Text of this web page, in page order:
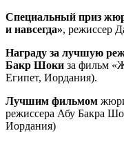
Специальный приз
и навсегда», режиссер
Награду за лучшую
Бакр Шоки за фильм
Египет, Иордания).
Лучшим фильмом
режиссера Абу Бакра
Иордания)